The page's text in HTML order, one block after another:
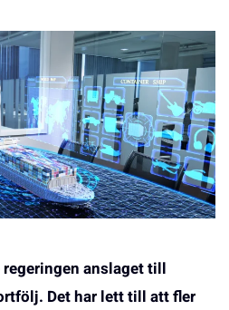
anslaget till
Det har lett till att fler